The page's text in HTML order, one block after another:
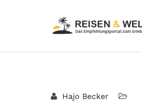
Hajo Becker